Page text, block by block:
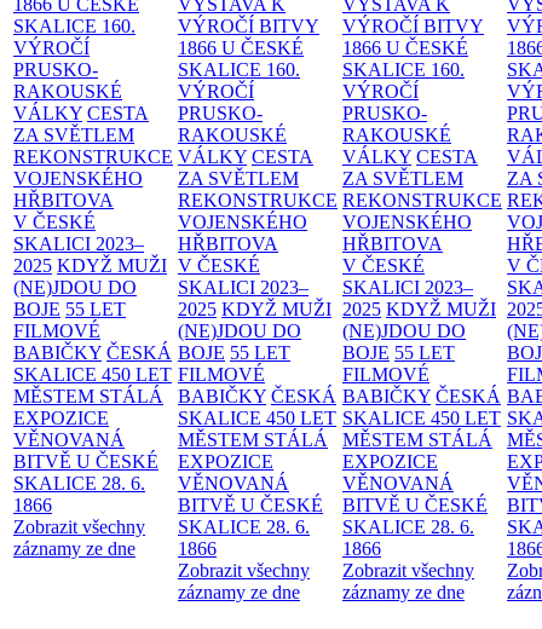
1866 U ČESKÉ
SKALICE 160.
VÝROČÍ
PRUSKO-
RAKOUSKÉ
VÁLKY CESTA
ZA SVĚTLEM
REKONSTRUKCE
VOJENSKÉHO
HŘBITOVA
V ČESKÉ
SKALICI 2023–
2025 KDYŽ MUŽI
(NE)JDOU DO
BOJE 55 LET
FILMOVÉ
BABIČKY ČESKÁ
SKALICE 450 LET
MĚSTEM STÁLÁ
EXPOZICE
VĚNOVANÁ
BITVĚ U ČESKÉ
SKALICE 28. 6.
1866
Zobrazit všechny
záznamy ze dne
VÝSTAVA K
VÝROČÍ BITVY
1866 U ČESKÉ
SKALICE 160.
VÝROČÍ
PRUSKO-
RAKOUSKÉ
VÁLKY CESTA
ZA SVĚTLEM
REKONSTRUKCE
VOJENSKÉHO
HŘBITOVA
V ČESKÉ
SKALICI 2023–
2025 KDYŽ MUŽI
(NE)JDOU DO
BOJE 55 LET
FILMOVÉ
BABIČKY ČESKÁ
SKALICE 450 LET
MĚSTEM STÁLÁ
EXPOZICE
VĚNOVANÁ
BITVĚ U ČESKÉ
SKALICE 28. 6.
1866
Zobrazit všechny
záznamy ze dne
VÝSTAVA K
VÝROČÍ BITVY
1866 U ČESKÉ
SKALICE 160.
VÝROČÍ
PRUSKO-
RAKOUSKÉ
VÁLKY CESTA
ZA SVĚTLEM
REKONSTRUKCE
VOJENSKÉHO
HŘBITOVA
V ČESKÉ
SKALICI 2023–
2025 KDYŽ MUŽI
(NE)JDOU DO
BOJE 55 LET
FILMOVÉ
BABIČKY ČESKÁ
SKALICE 450 LET
MĚSTEM STÁLÁ
EXPOZICE
VĚNOVANÁ
BITVĚ U ČESKÉ
SKALICE 28. 6.
1866
Zobrazit všechny
záznamy ze dne
ZA
V